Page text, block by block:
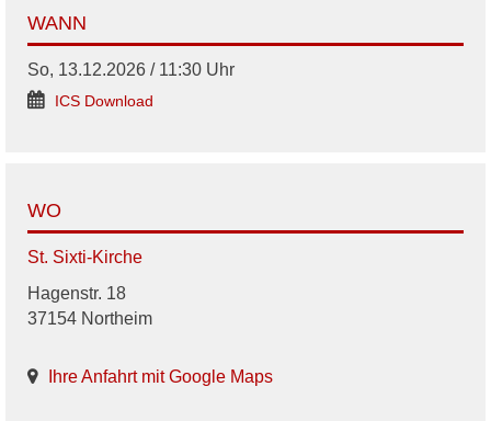
WANN
So, 13.12.2026 / 11:30 Uhr
ICS Download
WO
St. Sixti-Kirche
Hagenstr. 18
37154 Northeim
Ihre Anfahrt mit Google Maps